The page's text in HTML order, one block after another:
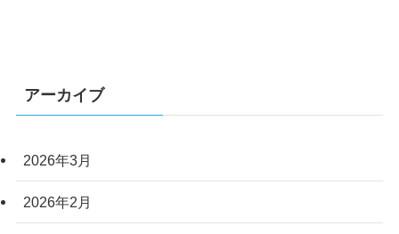
アーカイブ
2026年3月
2026年2月